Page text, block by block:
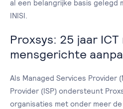
al een belangrijke basis gelegd
INISI.
Proxsys: 25 jaar
mensgerichte
Als Managed Services Provider
Provider (ISP) ondersteunt
organisaties met onder meer